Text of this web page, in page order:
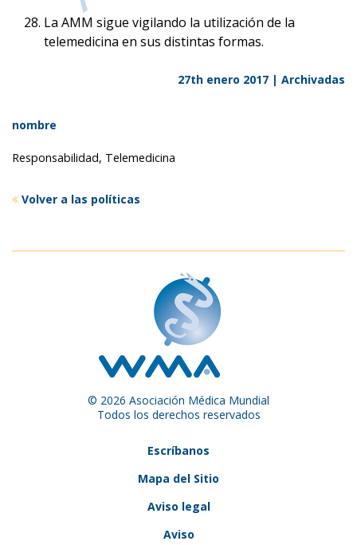
La AMM sigue vigilando la utilización de la
telemedicina en sus distintas formas.
27th enero 2017 | Archivadas
nombre
Responsabilidad, Telemedicina
Volver a las políticas
© 2026 Asociación Médica Mundial
Todos los derechos reservados
Escríbanos
Mapa del Sitio
Aviso legal
Aviso